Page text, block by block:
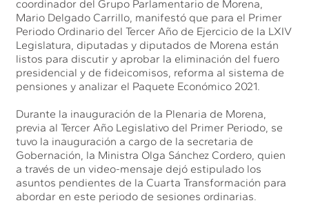
coordinador del Grupo Parlamentario de Morena,
Mario Delgado Carrillo, manifestó que para el Primer
Periodo Ordinario del Tercer Año de Ejercicio de la LXIV
Legislatura, diputadas y diputados de Morena están
listos para discutir y aprobar la eliminación del fuero
presidencial y de fideicomisos, reforma al sistema de
pensiones y analizar el Paquete Económico 2021.
Durante la inauguración de la Plenaria de Morena,
previa al Tercer Año Legislativo del Primer Periodo, se
tuvo la inauguración a cargo de la secretaria de
Gobernación, la Ministra Olga Sánchez Cordero, quien
a través de un video-mensaje dejó estipulado los
asuntos pendientes de la Cuarta Transformación para
abordar en este periodo de sesiones ordinarias.